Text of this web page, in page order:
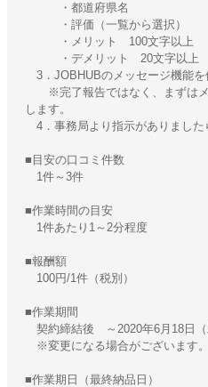
・都道府県名
・評価（一覧から選択）
・メリット 100文字以上
・デメリット 20文字以上
3．JOBHUBのメッセージ機能を
※完了報告ではなく、まずはメ
します。
4．事務局より指示がありました
■目安の口コミ件数
1件～3件
■作業時間の目安
1件あたり1～2分程度
■報酬額
100円/1件（税別）
■作業期間
契約締結後 ～2020年6月18日（
※変更になる場合がございます。
■作業期日（最終納品日）